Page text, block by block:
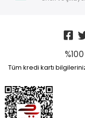
Tüm kredi kartı